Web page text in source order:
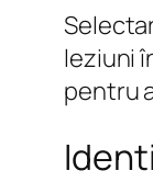
leziuni
pentru